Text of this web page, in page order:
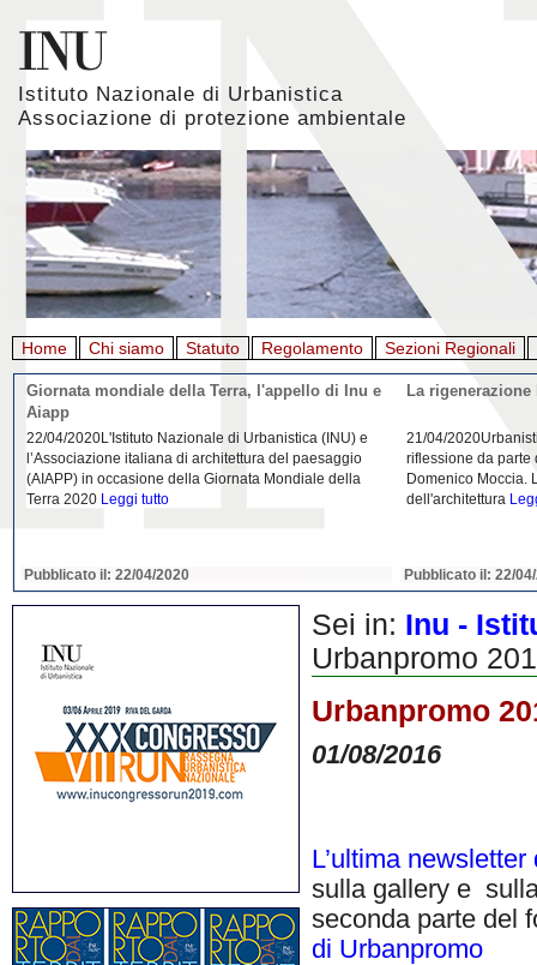
Istituto Nazionale di Urbanistica
Associazione di protezione ambientale
Home Chi siamo Statuto Regolamento Sezioni Regionali
Giornata mondiale della Terra, l'appello di Inu e
Aiapp
22/04/2020L'Istituto Nazionale di Urbanistica (INU) e
l’Associazione italiana di architettura del paesaggio
(AIAPP) in occasione della Giornata Mondiale della
Terra 2020 Leggi tutto
Pubblicato il: 22/04/2020
La
21/04/
riflessione da parte
Domenico Moccia.
dell'architettura
Pubblicato il: 22/
Sei in: Inu -
Urbanpromo
Urbanpromo
01/08/2016
L’ultima
sulla gallery e
seconda parte del
di Urbanpromo